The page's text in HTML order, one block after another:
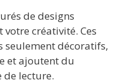
de designs
créativité. Ces
seulement décoratifs,
et ajoutent du
de lecture.